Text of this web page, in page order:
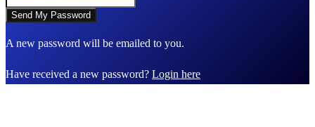
A new password will be emailed to you.
Have received a new password? Login here